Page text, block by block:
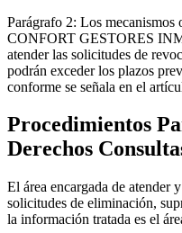
Parágrafo 2: Los mecanismos
CONFORT GESTORES
atender las solicitudes de
podrán exceder los plazos
conforme se señala en el
Procedimientos
Derechos
El área encargada de atender
solicitudes de eliminación,
la información tratada es el